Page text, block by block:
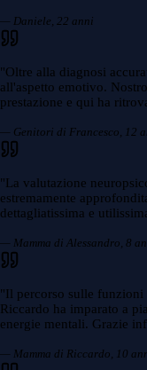
— Daniele, 22 anni
"Oltre alla diagnosi
all'aspetto emotivo.
prestazione e qui ha
— Genitori di Francesco, 12
"La valutazione
estremamente
dettagliatissima e
— Mamma di Alessandro, 8
"Il percorso sulle
Riccardo ha imparato a
energie mentali. Grazie
— Mamma di Riccardo, 10